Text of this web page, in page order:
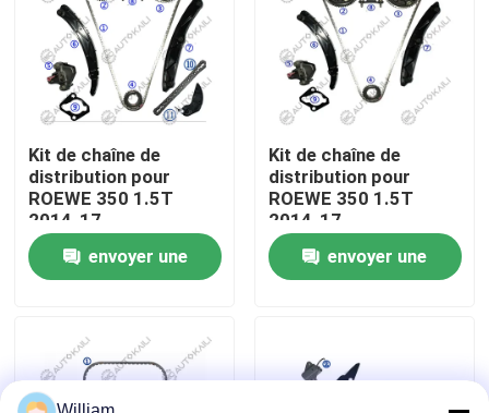
Visite de l'usine
Contrôle de la qualité
Nous contacter
Nouvelles
Demandez un devis
Kit à chaînes de synchronisation
Kit de chaîne de
distribution pour
ROEWE 350 1.5T
2014-17
envoyer une
Kit de chaîne de
distribution pour
ROEWE 350 1.5T
2014-17
envoyer une